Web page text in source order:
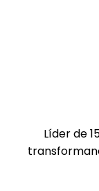
Líder de